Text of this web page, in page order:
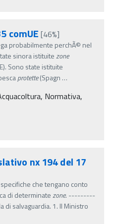
comUE [46%]
probabilmente perchÃ© nel
sinora istituitezone
Sono state istituite
protette(Spagn …
Normativa,
nx 194 del 17
che tengano conto
di determinatezone. ---------
salvaguardia. 1. Il Ministro